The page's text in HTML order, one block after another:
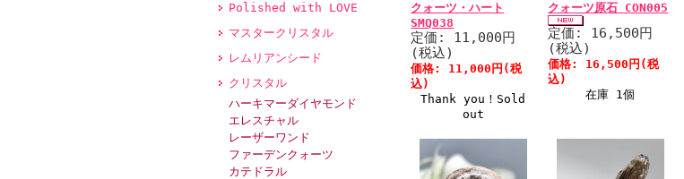
Polished with LOVE
マスタークリスタル
レムリアンシード
クリスタル
ハーキマーダイヤモンド
エレスチャル
レーザーワンド
ファーデンクォーツ
カテドラル
クォーツ・ハート
SMQ038
定価: 11,000円
(税込)
価格: 11,000円(税
込)
Thank you！Sold
out
クォーツ原石 CON005
定価: 16,500円
(税込)
価格: 16,500円(税
込)
在庫 1個